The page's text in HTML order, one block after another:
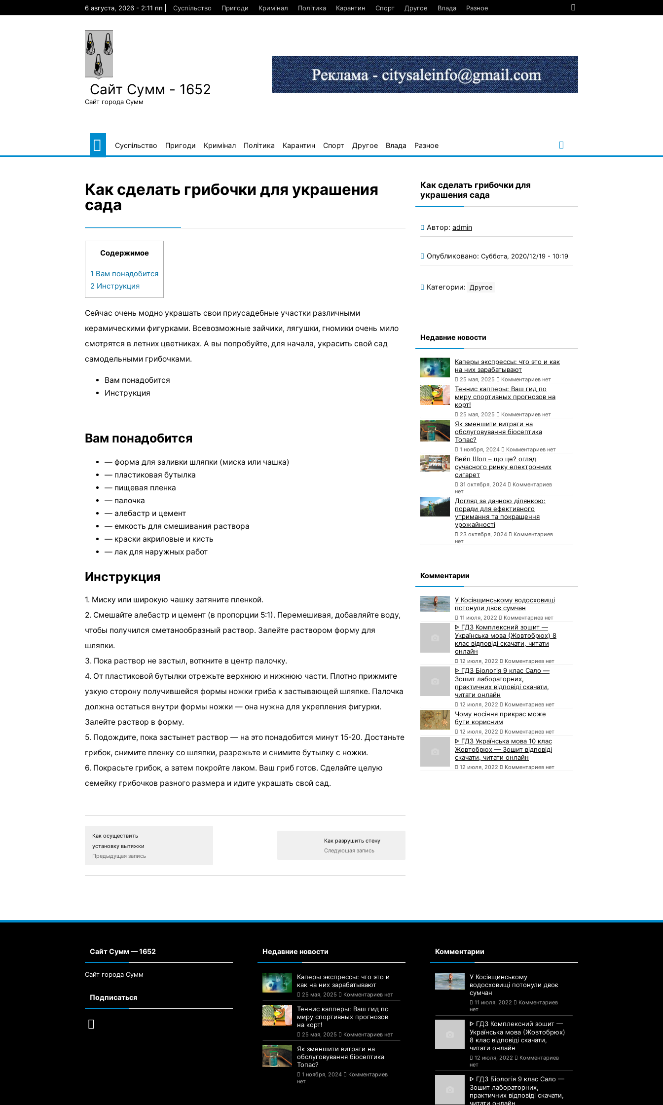
6 августа, 2026 - 2:11 пп Суспільство Пригоди Кримінал Політика Карантин Спорт Другое Влада Разное
Сайт Сумм - 1652
Сайт города Сумм
Суспільство Пригоди Кримінал Політика Карантин Спорт Другое Влада Разное
Как сделать грибочки для украшения
сада
Содержимое
1 Вам понадобится
2 Инструкция
Сейчас очень модно украшать свои приусадебные участки различными
керамическими фигурками. Всевозможные зайчики, лягушки, гномики очень мило
смотрятся в летних цветниках. А вы попробуйте, для начала, украсить свой сад
самодельными грибочками.
Вам понадобится
Инструкция
Вам понадобится
— форма для заливки шляпки (миска или чашка)
— пластиковая бутылка
— пищевая пленка
— палочка
— алебастр и цемент
— емкость для смешивания раствора
— краски акриловые и кисть
— лак для наружных работ
Инструкция
1. Миску или широкую чашку затяните пленкой.
2. Смешайте алебастр и цемент (в пропорции 5:1). Перемешивая, добавляйте воду,
чтобы получился сметанообразный раствор. Залейте раствором форму для
шляпки.
3. Пока раствор не застыл, воткните в центр палочку.
4. От пластиковой бутылки отрежьте верхнюю и нижнюю части. Плотно прижмите
узкую сторону получившейся формы ножки гриба к застывающей шляпке. Палочка
должна остаться внутри формы ножки — она нужна для укрепления фигурки.
Залейте раствор в форму.
5. Подождите, пока застынет раствор — на это понадобится минут 15-20. Достаньте
грибок, снимите пленку со шляпки, разрежьте и снимите бутылку с ножки.
6. Покрасьте грибок, а затем покройте лаком. Ваш гриб готов. Сделайте целую
семейку грибочков разного размера и идите украшать свой сад.
Как осуществить
установку вытяжки
Предыдущая запись
Как разрушить стену
Следующая запись
Как сделать грибочки для
украшения сада
Автор: admin
Опубликовано: Суббота, 2020/12/19 - 10:19
Категории: Другое
Недавние новости
Каперы экспрессы: что это и как
на них зарабатывают
25 мая, 2025 Комментариев нет
Теннис капперы: Ваш гид по
миру спортивных прогнозов на
корт!
25 мая, 2025 Комментариев нет
Як зменшити витрати на
обслуговування біосептика
Топас?
1 ноября, 2024 Комментариев нет
Вейп Шоп – що це? огляд
сучасного ринку електронних
сигарет
31 октября, 2024
Комментариев
нет
Догляд за дачною ділянкою:
поради для ефективного
утримання та покращення
урожайності
23 октября, 2024
Комментариев
нет
Комментарии
У Косівщинському водосховищі
потонули двоє сумчан
11 июля, 2022 Комментариев нет
ᐈ ГДЗ Комплексний зошит —
Українська мова (Жовтобрюх) 8
клас відповіді скачати, читати
онлайн
12 июля, 2022 Комментариев нет
ᐈ ГДЗ Біологія 9 клас Сало —
Зошит лабораторних,
практичних відповіді скачати,
читати онлайн
12 июля, 2022 Комментариев нет
Чому носіння прикрас може
бути корисним
12 июля, 2022 Комментариев нет
ᐈ ГДЗ Українська мова 10 клас
Жовтобрюх — Зошит відповіді
скачати, читати онлайн
12 июля, 2022 Комментариев нет
Сайт Сумм — 1652
Сайт города Сумм
Подписаться
Недавние новости
Каперы экспрессы: что это и
как на них зарабатывают
25 мая, 2025 Комментариев нет
Теннис капперы: Ваш гид по
миру спортивных прогнозов
на корт!
25 мая, 2025 Комментариев нет
Як зменшити витрати на
обслуговування біосептика
Топас?
1 ноября, 2024
Комментариев
нет
Комментарии
У Косівщинському
водосховищі потонули двоє
сумчан
11 июля, 2022
Комментариев
нет
ᐈ ГДЗ Комплексний зошит —
Українська мова (Жовтобрюх)
8 клас відповіді скачати,
читати онлайн
12 июля, 2022
Комментариев
нет
ᐈ ГДЗ Біологія 9 клас Сало —
Зошит лабораторних,
практичних відповіді скачати,
читати онлайн